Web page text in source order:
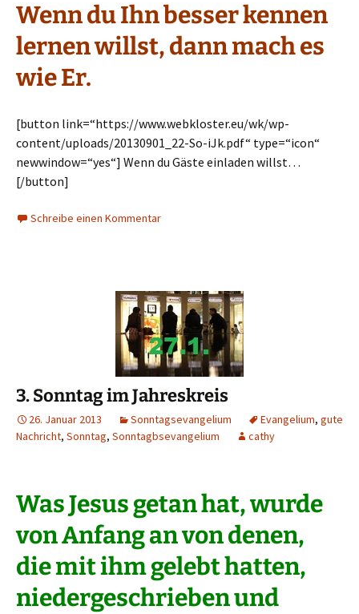
Wenn du Ihn besser kennen
lernen willst, dann mach es
wie Er.
[button link=“https://www.webkloster.eu/wk/wp-
content/uploads/20130901_22-So-iJk.pdf“ type=“icon“
newwindow=“yes“] Wenn du Gäste einladen willst…
[/button]
Schreibe einen Kommentar
3. Sonntag im Jahreskreis
26. Januar 2013 Sonntagsevangelium Evangelium, gute
Nachricht, Sonntag, Sonntagbsevangelium cathy
Was Jesus getan hat, wurde
von Anfang an von denen,
die mit ihm gelebt hatten,
niedergeschrieben und